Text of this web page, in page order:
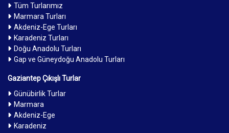
Tüm Turlarımız
Marmara Turları
Akdeniz-Ege Turları
Karadeniz Turları
Doğu Anadolu Turları
Gap ve Güneydoğu Anadolu Turları
Gaziantep Çıkışlı Turlar
Günübirlik Turlar
Marmara
Akdeniz-Ege
Karadeniz